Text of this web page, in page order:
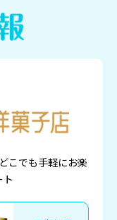
こでも手軽にお楽
ト